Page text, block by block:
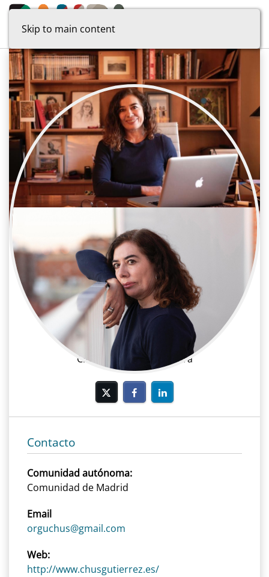
Skip to main content
Chus Gutierrez
Cine | Dirección | Directora
Cine, Dirección, Directora
Contacto
Comunidad autónoma:
Comunidad de Madrid
Email
orguchus@gmail.com
Web:
http://www.chusgutierrez.es/